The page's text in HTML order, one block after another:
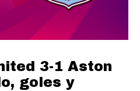
3-1 Aston
goles y